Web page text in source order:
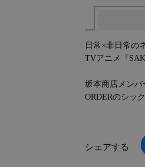
日常×非日常の
TVアニメ『
坂本商店メンバ
ORDERのシッ
シェアする